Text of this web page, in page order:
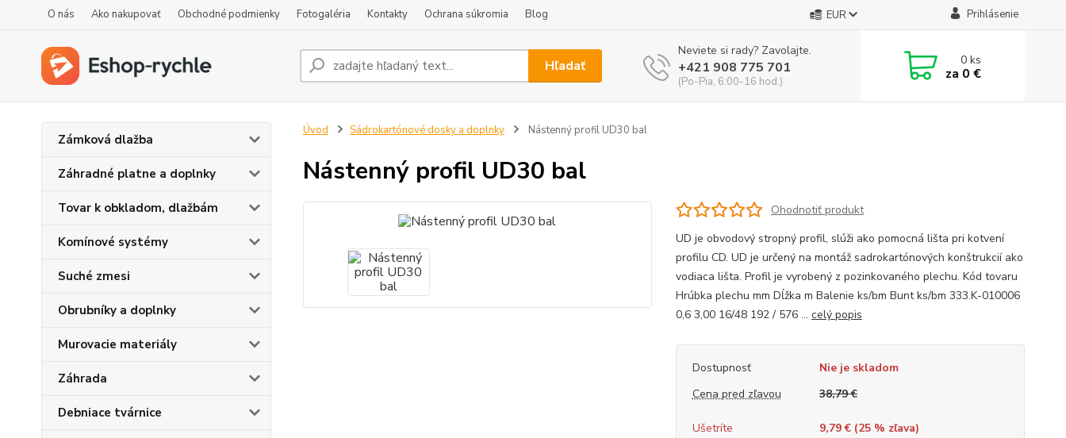
O nás Ako nakupovať Obchodné podmienky Fotogaléria Kontakty Ochrana súkromia Blog EUR Prihlásenie
Hľadať
Neviete si rady? Zavolajte.
+421 908 775 701
(Po-Pia, 6:00-16 hod.)
0ks
za 0 €
Zámková dlažba
Záhradné platne a doplnky
Tovar k obkladom, dlažbám
Komínové systémy
Suché zmesi
Obrubníky a doplnky
Murovacie materiály
Záhrada
Debniace tvárnice
Úvod Sádrokartónové dosky a doplnky Nástenný profil UD30 bal
Nástenný profil UD30 bal
Ohodnotiť produkt
UD je obvodový stropný profil, slúži ako pomocná lišta pri kotvení
profilu CD. UD je určený na montáž sadrokartónových konštrukcií ako
vodiaca lišta. Profil je vyrobený z pozinkovaného plechu. Kód tovaru
Hrúbka plechu mm Dĺžka m Balenie ks/bm Bunt ks/bm 333.K-010006
0,6 3,00 16/48 192 / 576 ... celý popis
Dostupnosť
Nie je skladom
Cena pred zľavou
38,79 €
Ušetríte 9,79 € (25% zľava)